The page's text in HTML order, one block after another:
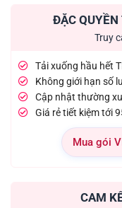
ĐẶC
Truy
Tải xuống hầu hết
Không giới hạn số
Cập nhật thường
Giá rẻ tiết kiệm tới
Mua gói
CAM